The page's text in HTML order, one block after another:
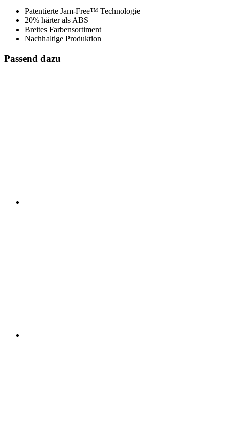
Patentierte Jam-Free™ Technologie
20% härter als ABS
Breites Farbensortiment
Nachhaltige Produktion
Passend dazu